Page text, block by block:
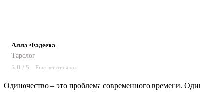
Алла Фадеева
Таролог
5.0 / 5
Еще нет отзывов
Одиночество – это проблема современного времени.